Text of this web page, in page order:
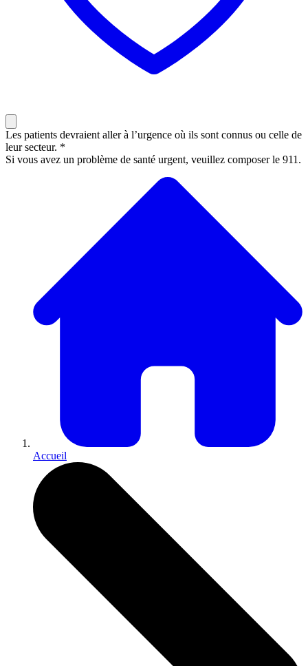
Les patients devraient aller à l’urgence où ils sont connus ou celle de
leur secteur. *
Si vous avez un problème de santé urgent, veuillez composer le 911.
Accueil